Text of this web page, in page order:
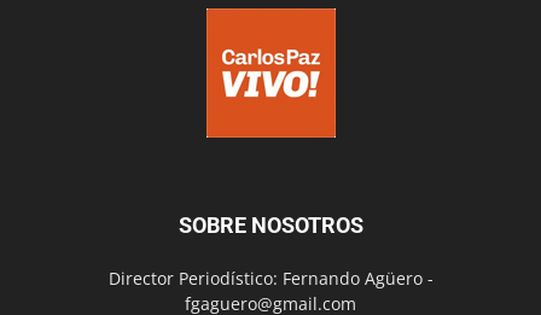
SOBRE NOSOTROS
Director Periodístico: Fernando Agüero -
fgaguero@gmail.com